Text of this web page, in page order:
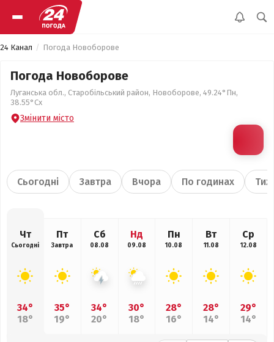
24 Канал Погода Новоборове
Погода Новоборове
Луганська обл., Старобільський район, Новоборове, 49.24°Пн,
38.55°Сх
Змінити місто
Сьогодні Завтра Вчора По годинах
Чт
Сьогодні
34°
18°
Пт
Завтра
35°
19°
Сб
08.08
34°
20°
Нд
09.08
30°
18°
Пн
10.08
28°
16°
Вт
11.08
28°
14°
Ср
12.08
29°
14°